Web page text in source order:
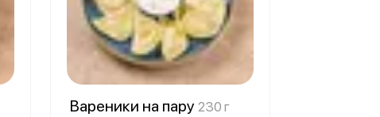
Вареники на пару 230 г